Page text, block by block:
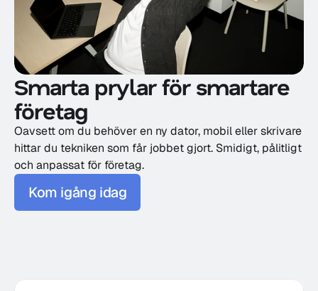
Smarta prylar för smartare
företag
Oavsett om du behöver en ny dator, mobil eller skrivare
hittar du tekniken som får jobbet gjort. Smidigt, pålitligt
och anpassat för företag.
Kom igång idag